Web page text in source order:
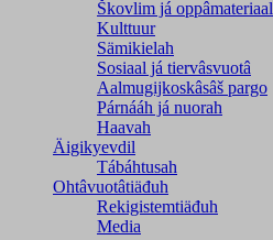
Škovlim já oppâmateriaal
Kulttuur
Sämikielah
Sosiaal já tiervâsvuotâ
Aalmugijkoskâsâš pargo
Párnááh já nuorah
Haavah
Äigikyevdil
Tábáhtusah
Ohtâvuotâtiäđuh
Rekigistemtiäđuh
Media